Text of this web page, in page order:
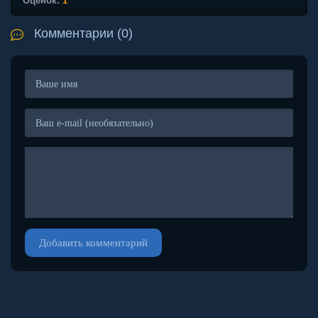
Комментарии (0)
Добавить комментарий